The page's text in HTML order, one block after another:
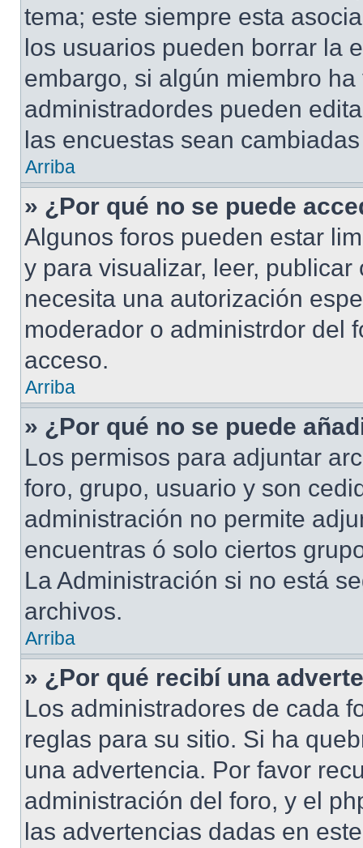
tema; este siempre esta
los usuarios pueden borrar la
embargo, si algún miembro
administradordes pueden
las encuestas sean
Arriba
» ¿Por qué no se puede
Algunos foros pueden estar
y para visualizar, leer,
necesita una autorización
moderador o administrdor del
acceso.
Arriba
» ¿Por qué no se puede
Los permisos para adjuntar
foro, grupo, usuario y son
administración no permite
encuentras ó solo ciertos
La Administración si no está
archivos.
Arriba
» ¿Por qué recibí una
Los administradores de cada
reglas para su sitio. Si ha
una advertencia. Por favor
administración del foro, y el
las advertencias dadas en